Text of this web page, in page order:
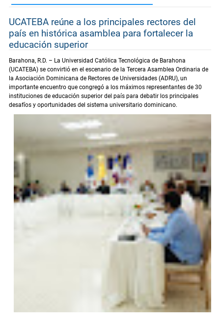
UCATEBA reúne a los principales rectores del
país en histórica asamblea para fortalecer la
educación superior
Barahona, R.D. – La Universidad Católica Tecnológica de Barahona
(UCATEBA) se convirtió en el escenario de la Tercera Asamblea Ordinaria de
la Asociación Dominicana de Rectores de Universidades (ADRU), un
importante encuentro que congregó a los máximos representantes de 30
instituciones de educación superior del país para debatir los principales
desafíos y oportunidades del sistema universitario dominicano.